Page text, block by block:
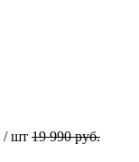
/ шт 19 990 руб.